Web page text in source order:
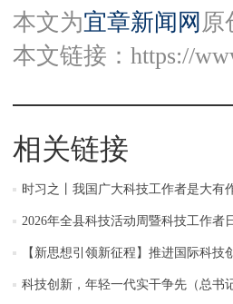
本文为宜章新闻网 原
本文链接： https://
相关链接
时习之丨我国广大科技工作者是大有
2026年全县科技活动周暨科技工作者
【新思想引领新征程】推进国际科
科技创新，年轻一代实干争先（总书